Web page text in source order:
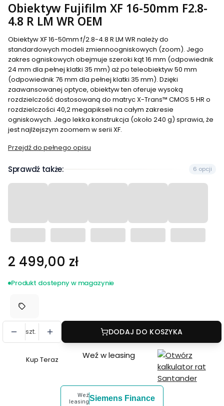
Obiektyw Fujifilm XF 16-50mm F2.8-
4.8 R LM WR OEM
Obiektyw XF 16-50mm f/2.8-4.8 R LM WR należy do
standardowych modeli zmiennoogniskowych (zoom). Jego
zakres ogniskowych obejmuje szeroki kąt 16 mm (odpowiednik
24 mm dla pełnej klatki 35 mm) aż po teleobiektyw 50 mm
(odpowiednik 76 mm dla pełnej klatki 35 mm). Dzięki
zaawansowanej optyce, obiektyw ten oferuje wysoką
rozdzielczość dostosowaną do matryc X-Trans™ CMOS 5 HR o
rozdzielczości 40,2 megapikseli na całym zakresie
ogniskowych. Jego lekka konstrukcja (około 240 g) sprawia, że
jest najlżejszym zoomem w serii XF.
Przejdź do pełnego opisu
Sprawdź także: 6 opcji
Cena
2 499,00 zł
Produkt dostepny w magazynie
szt. DODAJ DO KOSZYKA
Szybki
Kup Teraz Weź w leasing
Weź
leasingSiemens Finance